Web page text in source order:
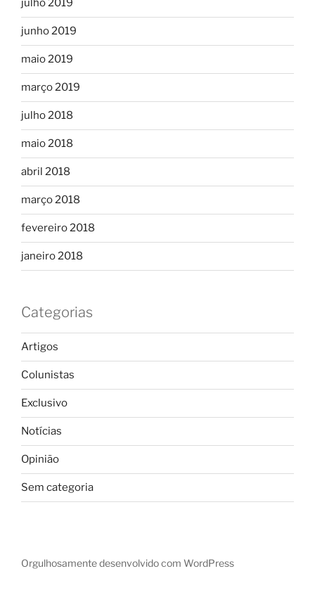
julho 2019
junho 2019
maio 2019
março 2019
julho 2018
maio 2018
abril 2018
março 2018
fevereiro 2018
janeiro 2018
Categorias
Artigos
Colunistas
Exclusivo
Notícias
Opinião
Sem categoria
Orgulhosamente desenvolvido com WordPress